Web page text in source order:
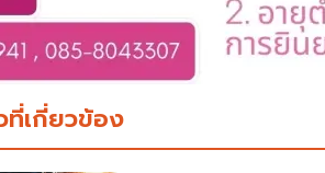
ที่เกี่ยวข้อง